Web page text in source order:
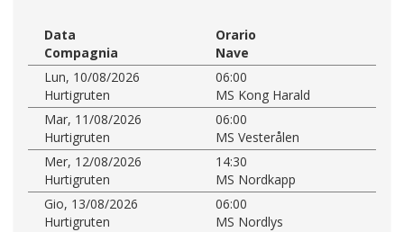
Data
Orario
Compagnia
Nave
Lun, 10/08/2026
06:00
Hurtigruten
MS Kong Harald
Mar, 11/08/2026
06:00
Hurtigruten
MS Vesterålen
Mer, 12/08/2026
14:30
Hurtigruten
MS Nordkapp
Gio, 13/08/2026
06:00
Hurtigruten
MS Nordlys